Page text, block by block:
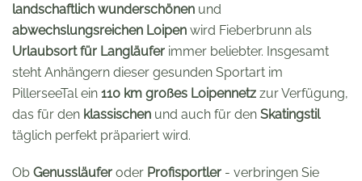
landschaftlich wunderschönen und
abwechslungsreichen Loipen wird Fieberbrunn als
Urlaubsort für Langläufer immer beliebter. Insgesamt
steht Anhängern dieser gesunden Sportart im
PillerseeTal ein 110 km großes Loipennetz zur Verfügung,
das für den klassischen und auch für den Skatingstil
täglich perfekt präpariert wird.
Ob Genussläufer oder Profisportler - verbringen Sie